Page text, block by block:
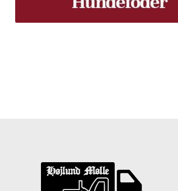
Bor du i Odense, Svendborg, Nyborg,
du bor, kan du få leveret træpiller